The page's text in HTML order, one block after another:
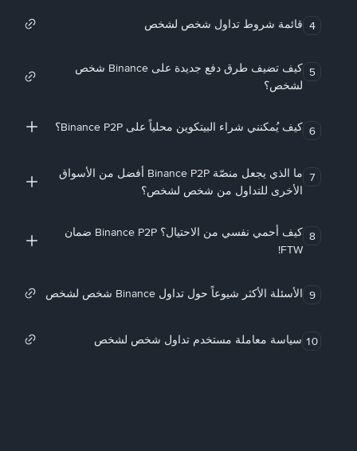
4 قائمة شروط تداول شخص لشخص
5
كيف تضيف طرق دفع جديدة على Binance شخص
لشخص؟
6 كيف يُمكنني شراء البيتكوين محلياً على Binance P2P؟
7
ما الذي يجعل منصّة Binance P2P أفضل من الأسواق
الأخرى للتداول من شخص لشخص؟
8
كيف أحمي نفسي من الاحتيال؟ Binance P2P ضمان
FTW!
9 الأسئلة الأكثر شيوعاً حول تداول Binance شخص لشخص
10 سياسة معاملة مستخدم تداول شخص لشخص